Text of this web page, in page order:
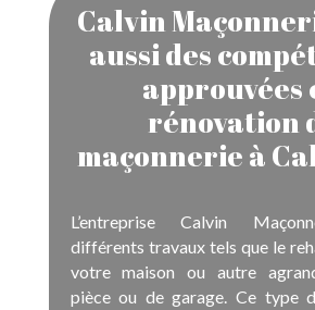
Calvin
aussi des
approuvées
rénovation
maçonnerie à
L’entreprise Calvin
différents travaux tels que le
votre maison ou autre
pièce ou de garage. Ce type